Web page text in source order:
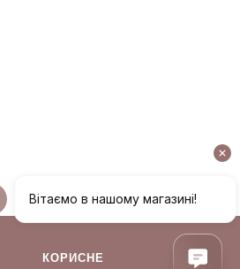
КОРИСНЕ